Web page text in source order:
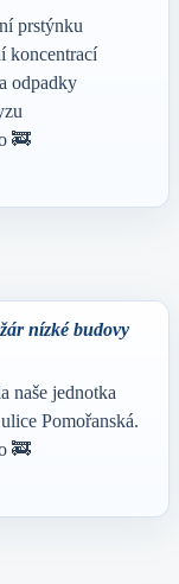
prstýnku
koncentrací
odpadky
🚒
nízké budovy
naše jednotka
Pomořanská.
🚒